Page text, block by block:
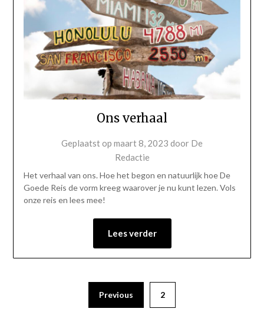
Ons verhaal
Geplaatst op maart 8, 2023 door De
Redactie
Het verhaal van ons. Hoe het begon en natuurlijk hoe De
Goede Reis de vorm kreeg waarover je nu kunt lezen. Vols
onze reis en lees mee!
Lees verder
Previous 2